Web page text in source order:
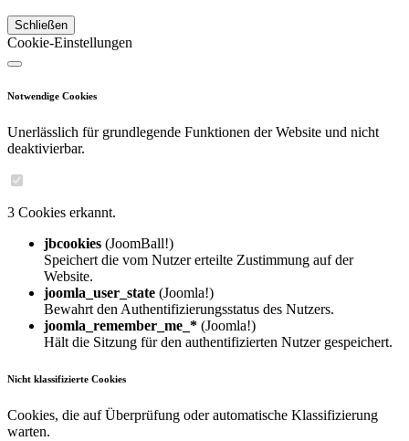
Schließen
Cookie-Einstellungen
Notwendige Cookies
Unerlässlich für grundlegende Funktionen der Website und nicht
deaktivierbar.
3 Cookies erkannt.
jbcookies (JoomBall!)
Speichert die vom Nutzer erteilte Zustimmung auf der
Website.
joomla_user_state (Joomla!)
Bewahrt den Authentifizierungsstatus des Nutzers.
joomla_remember_me_* (Joomla!)
Hält die Sitzung für den authentifizierten Nutzer gespeichert.
Nicht klassifizierte Cookies
Cookies, die auf Überprüfung oder automatische Klassifizierung
warten.